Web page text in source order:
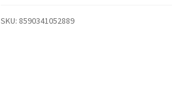
SKU: 8590341052889